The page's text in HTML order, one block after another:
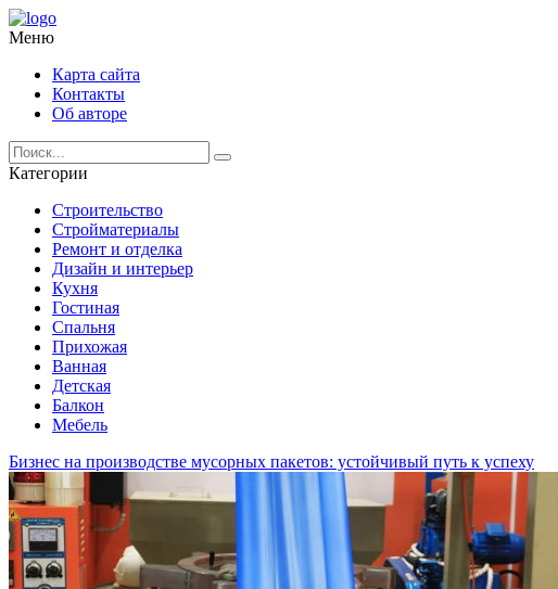
Меню
Карта сайта
Контакты
Об авторе
Категории
Строительство
Стройматериалы
Ремонт и отделка
Дизайн и интерьер
Кухня
Гостиная
Спальня
Прихожая
Ванная
Детская
Балкон
Мебель
Бизнес на производстве мусорных пакетов: устойчивый путь к успеху